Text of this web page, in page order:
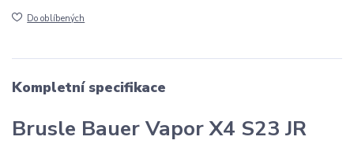
Do oblíbených
Kompletní specifikace
Brusle Bauer Vapor X4 S23 JR